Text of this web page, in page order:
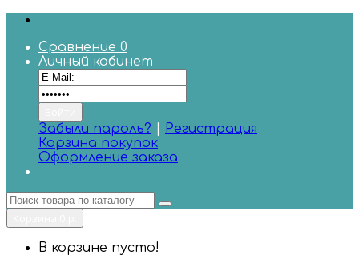
Сравнение 0
Личный кабинет
Забыли пароль?
Регистрация
Корзина покупок
Оформление заказа
В корзине пусто!